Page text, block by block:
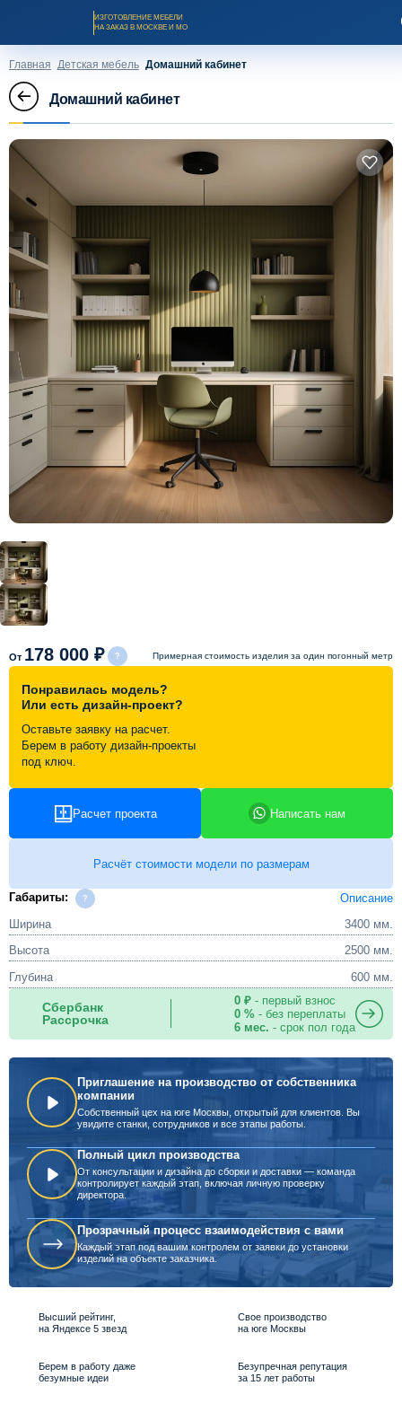
ИЗГОТОВЛЕНИЕ МЕБЕЛИ
НА ЗАКАЗ В МОСКВЕ И МО
Заказать звонок
Каталог мебели на заказ
О компании
Оплата и доставка
Рассрочка и кредит
Схема работы
Акции и скидки
Портфолио
Видеоотзывы
Контакты
Главная Детская мебель Домашний кабинет
Домашний кабинет
От 178 000 ₽ Примерная стоимость изделия за один погонный метр
Понравилась модель?
Или есть дизайн-проект?
Оставьте заявку на расчет.
Берем в работу дизайн-проекты
под ключ.
Расчет проекта Написать нам
Расчёт стоимости модели по размерам
Габариты:
Описание
Ширина
3400 мм.
Высота
2500 мм.
Глубина
600 мм.
Сбербанк
Рассрочка
0 ₽- первый взнос
0 %- без переплаты
6 мес. - срок пол года
Приглашение на производство от собственника
компании
Собственный цех на юге Москвы, открытый для клиентов. Вы
увидите станки, сотрудников и все этапы работы.
Полный цикл производства
От консультации и дизайна до сборки и доставки — команда
контролирует каждый этап, включая личную проверку
директора.
Прозрачный процесс взаимодействия с вами
Каждый этап под вашим контролем от заявки до установки
изделий на объекте заказчика.
Высший рейтинг,
на Яндексе 5 звезд
Свое производство
на юге Москвы
Берем в работу даже
безумные идеи
Безупречная репутация
за 15 лет работы